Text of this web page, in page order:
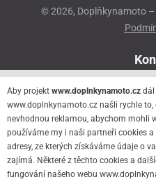
© 2026, Doplňkynamoto
530 06
776
Aby projekt www.doplnkynamoto.cz dál
www.doplnkynamoto.cz našli rychle
nevhodnou reklamou, abychom mohli
používáme my i naši partneři cookies
adresy, ze kterých získáváme údaje o
zajímá. Některé z těchto cookies a
fungování našeho webu